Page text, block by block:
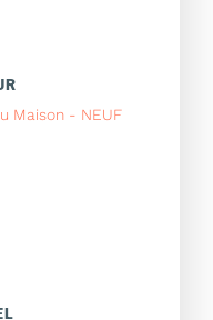
Maison - NEUF